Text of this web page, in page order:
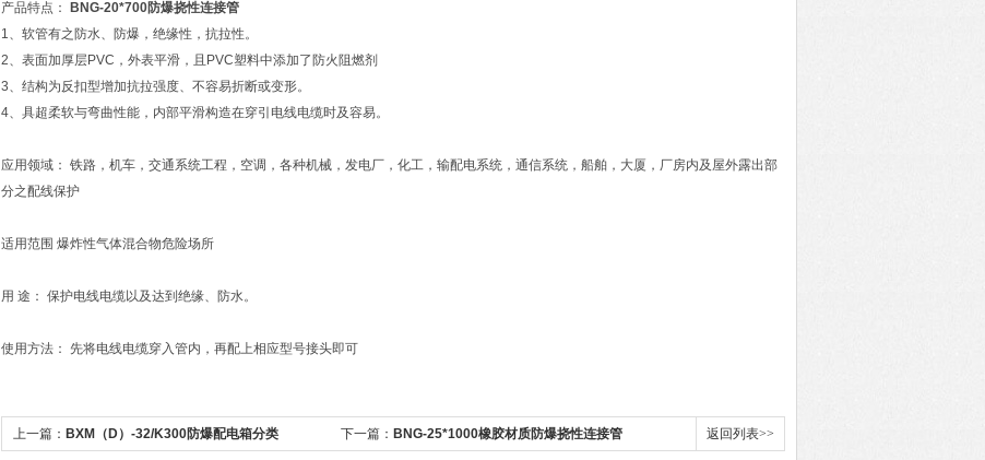
产品特点：
BNG-20*700防爆挠性连接管
1、软管有之防水、防爆，绝缘性，抗拉性。
2、表面加厚层PVC，外表平滑，且PVC塑料中添加了防火阻燃剂
3、结构为反扣型增加抗拉强度、不容易折断或变形。
4、具超柔软与弯曲性能，内部平滑构造在穿引电线电缆时及容易。
应用领域： 铁路，机车，交通系统工程，空调，各种机械，发电厂，化工，输配电系统，通信系统，船舶，大厦，厂房内及屋外露出部
分之配线保护
适用范围 爆炸性气体混合物危险场所
用 途： 保护电线电缆以及达到绝缘、防水。
使用方法： 先将电线电缆穿入管内，再配上相应型号接头即可
上一篇： BXM（D）-32/K300防爆配电箱分类 下一篇： BNG-25*1000橡胶材质防爆挠性连接管 返回列表>>